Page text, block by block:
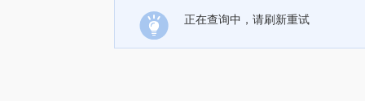
正在查询中，请刷新重试